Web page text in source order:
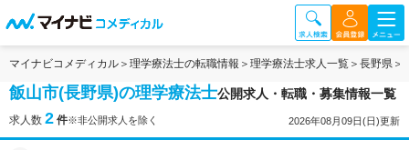
マイナビコメディカル 理学療法士の転職情報 理学療法士求人一覧 長野県
飯山市(長野県)の理学療法士公開求人・転職・募集情報一覧
求人数 2 件※非公開求人を除く 2026年08月09日(日)更新